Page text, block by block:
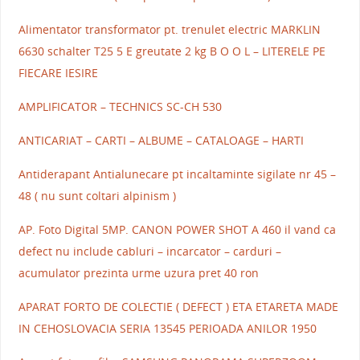
Alimentator transformator pt. trenulet electric MARKLIN
6630 schalter T25 5 E greutate 2 kg B O O L – LITERELE PE
FIECARE IESIRE
AMPLIFICATOR – TECHNICS SC-CH 530
ANTICARIAT – CARTI – ALBUME – CATALOAGE – HARTI
Antiderapant Antialunecare pt incaltaminte sigilate nr 45 –
48 ( nu sunt coltari alpinism )
AP. Foto Digital 5MP. CANON POWER SHOT A 460 il vand ca
defect nu include cabluri – incarcator – carduri –
acumulator prezinta urme uzura pret 40 ron
APARAT FORTO DE COLECTIE ( DEFECT ) ETA ETARETA MADE
IN CEHOSLOVACIA SERIA 13545 PERIOADA ANILOR 1950